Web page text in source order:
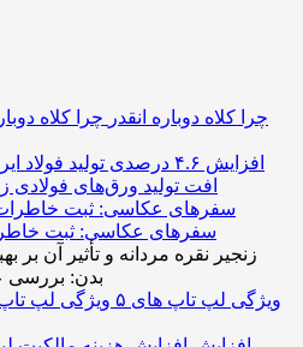
چرا کلاه دوباره انقدر
افت تولید ورق‌های
سفرهای عکاسی: ثبت
زنجیر نقره مردانه و تأثیر آن بر
بدن: بررسی
۵ ویژگی لپ تاپ های